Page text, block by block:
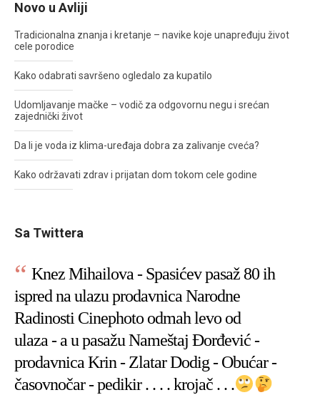
Novo u Avliji
Tradicionalna znanja i kretanje – navike koje unapređuju život
cele porodice
Kako odabrati savršeno ogledalo za kupatilo
Udomljavanje mačke – vodič za odgovornu negu i srećan
zajednički život
Da li je voda iz klima-uređaja dobra za zalivanje cveća?
Kako održavati zdrav i prijatan dom tokom cele godine
Sa Twittera
Knez Mihailova - Spasićev pasaž 80 ih
ispred na ulazu prodavnica Narodne
Radinosti Cinephoto odmah levo od
ulaza - a u pasažu Nameštaj Đorđević -
prodavnica Krin - Zlatar Dodig - Obućar -
časovnočar - pedikir . . . . krojač . . .